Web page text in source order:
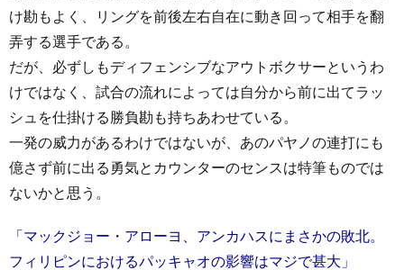
け勘もよく、リングを前後左右自在に動き回って相手を翻
弄する選手である。
だが、必ずしもディフェンシブなアウトボクサーというわ
けではなく、試合の流れによっては自分から前に出てラッ
シュを仕掛ける勝負勘も持ちあわせている。
一発の威力があるわけではないが、あのパヤノの連打にも
億さず前に出る勇気とカウンターのセンスは特筆ものでは
ないかと思う。
「マックジョー・アローヨ、アンカハスにまさかの敗北。
フィリピンにおけるパッキャオの影響はマジで甚大」